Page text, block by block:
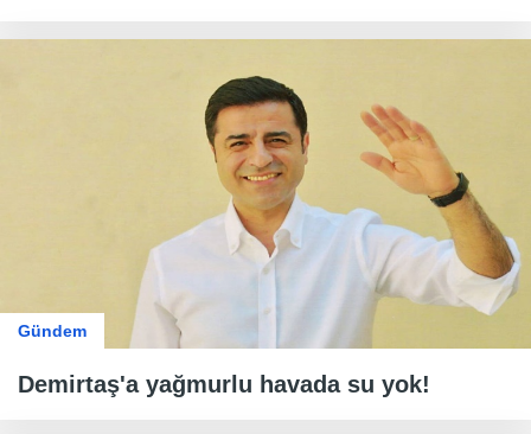
Gündem
Demirtaş'a yağmurlu havada su yok!